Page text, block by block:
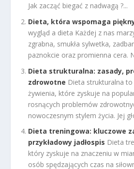
Jak zacząć biegać z nadwagą ?...
Dieta, która wspomaga
wygląd a dieta Każdej z nas
zgrabna, smukła sylwetka,
paznokcie oraz promienna cera.
Dieta strukturalna: zasady,
zdrowotne Dieta strukturalna
żywienia, które zyskuje na
rosnących problemów
nowoczesnym stylem życia. Jej
Dieta treningowa: kluczowe
przykładowy jadłospis Dieta
który zyskuje na znaczeniu w
osób spędzających czas na